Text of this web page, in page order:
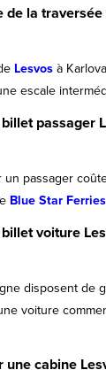
de la
Lesvos à
escale
passager
passager
Blue Star Ferries
voiture
disposent de
voiture
cabine